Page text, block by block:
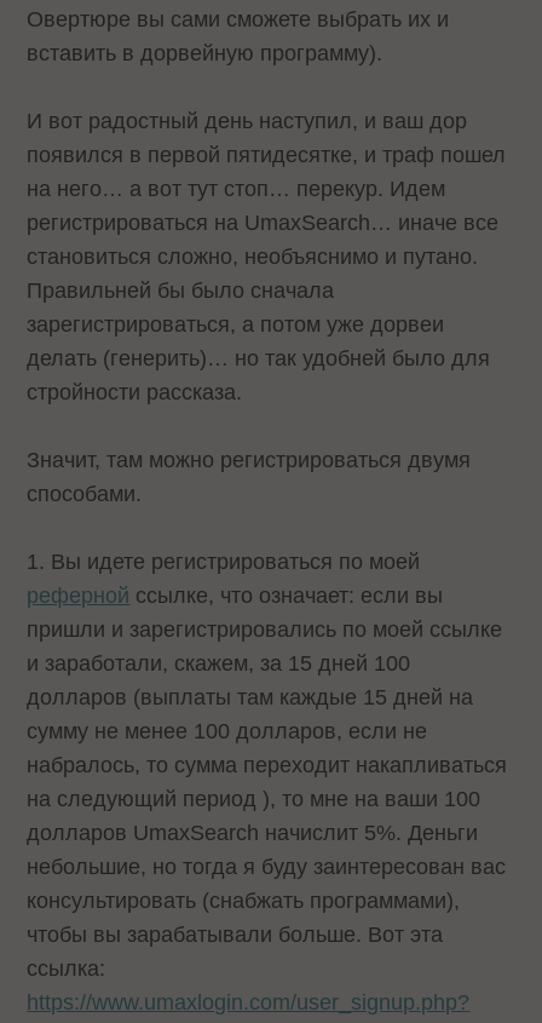
Овертюре вы сами сможете выбрать их и
вставить в дорвейную программу).
И вот радостный день наступил, и ваш дор
появился в первой пятидесятке, и траф пошел
на него… а вот тут стоп… перекур. Идем
регистрироваться на UmaxSearch… иначе все
становиться сложно, необъяснимо и путано.
Правильней бы было сначала
зарегистрироваться, а потом уже дорвеи
делать (генерить)… но так удобней было для
стройности рассказа.
Значит, там можно регистрироваться двумя
способами.
1. Вы идете регистрироваться по моей
реферной ссылке, что означает: если вы
пришли и зарегистрировались по моей ссылке
и заработали, скажем, за 15 дней 100
долларов (выплаты там каждые 15 дней на
сумму не менее 100 долларов, если не
набралось, то сумма переходит накапливаться
на следующий период ), то мне на ваши 100
долларов UmaxSearch начислит 5%. Деньги
небольшие, но тогда я буду заинтересован вас
консультировать (снабжать программами),
чтобы вы зарабатывали больше. Вот эта
ссылка:
https://www.umaxlogin.com/user_signup.php?